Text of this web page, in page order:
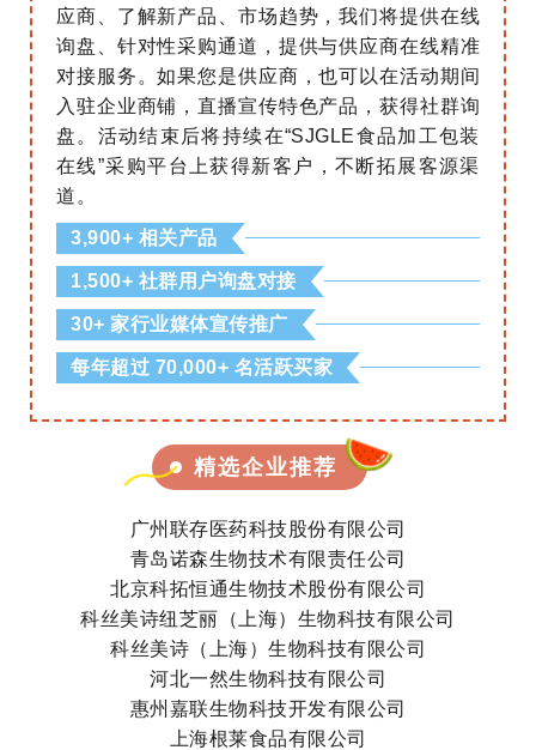
应商、了解新产品、市场趋势，我们将提供在线
询盘、针对性采购通道，提供与供应商在线精准
对接服务。如果您是供应商，也可以在活动期间
入驻企业商铺，直播宣传特色产品，获得社群询
盘。活动结束后将持续在“SJGLE食品加工包装
在线”采购平台上获得新客户，不断拓展客源渠
道。
3,900+ 相关产品
1,500+ 社群用户询盘对接
30+ 家行业媒体宣传推广
每年超过 70,000+ 名活跃买家
精选企业推荐
广州联存医药科技股份有限公司
青岛诺森生物技术有限责任公司
北京科拓恒通生物技术股份有限公司
科丝美诗纽芝丽（上海）生物科技有限公司
科丝美诗（上海）生物科技有限公司
河北一然生物科技有限公司
惠州嘉联生物科技开发有限公司
上海根莱食品有限公司